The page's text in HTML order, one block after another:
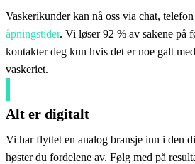
Vaskerikunder kan nå oss via chat,
åpningstider. Vi løser 92 % av sakene på
kontakter deg kun hvis det er noe galt
vaskeriet.
Alt er digitalt
Vi har flyttet en analog bransje inn i den
høster du fordelene av. Følg med på